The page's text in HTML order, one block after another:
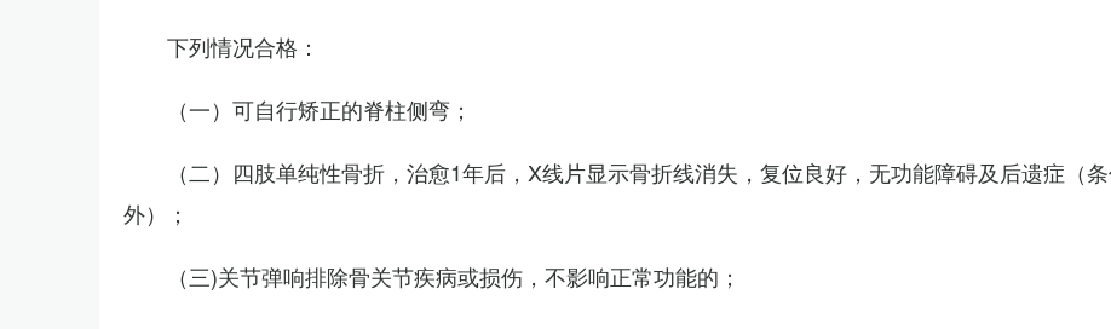
下列情况合格：
（一）可自行矫正的脊柱侧弯；
（二）四肢单纯性骨折，治愈1年后，X线片显示骨折线消失，复位良好，无功能障碍及后遗症（
外）；
（三)关节弹响排除骨关节疾病或损伤，不影响正常功能的；